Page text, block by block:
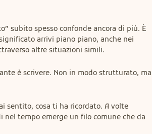
subito spesso confonde ancora di più. È
arrivi piano piano, anche nei
altre situazioni simili.
è scrivere. Non in modo strutturato, ma
sentito, cosa ti ha ricordato. A volte
nel tempo emerge un filo comune che da